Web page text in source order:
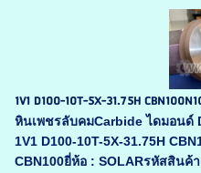
1V1 D100-10T-5X-31.75H
หินเพชรลับคมCarbide ไดมอนด์
1V1 D100-10T-5X-31.75H
CBN100ยี่ห้อ : SOLARรหัสสินค้